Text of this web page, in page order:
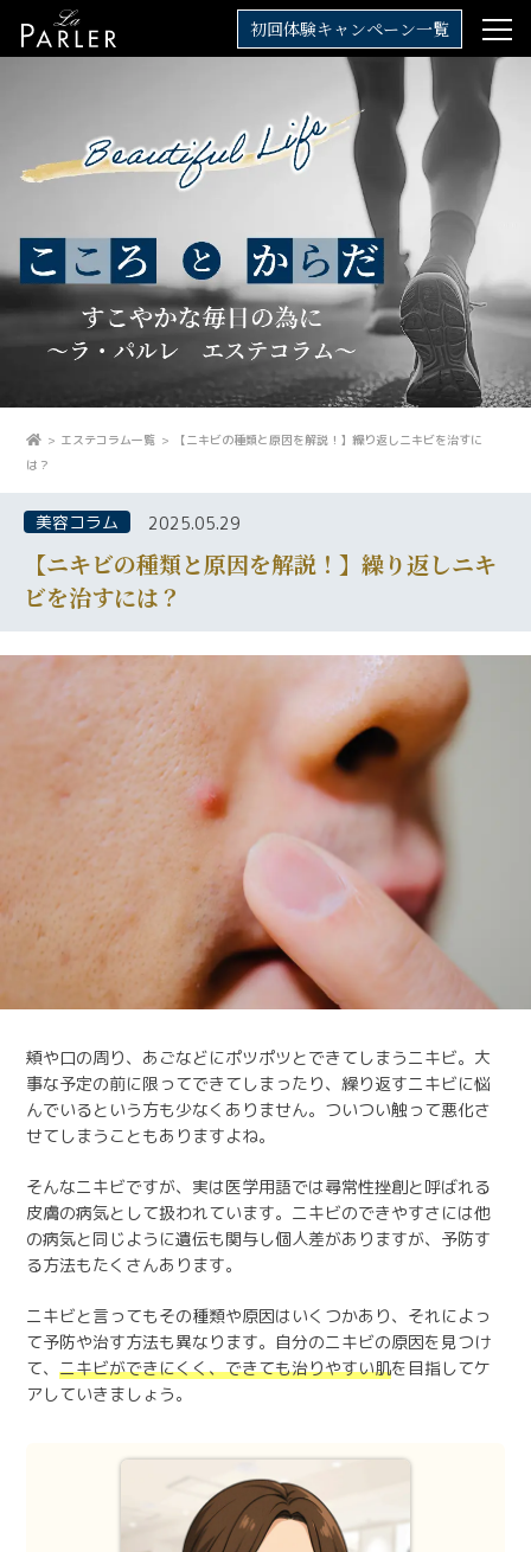
初回体験キャンペーン一覧
エステコラム一覧
【ニキビの種類と原因を解説！】繰り返しニキビを治すに
は？
美容コラム 2025.05.29
【ニキビの種類と原因を解説！】繰り返しニキ
ビを治すには？
頬や口の周り、あごなどにポツポツとできてしまうニキビ。大
事な予定の前に限ってできてしまったり、繰り返すニキビに悩
んでいるという方も少なくありません。ついつい触って悪化さ
せてしまうこともありますよね。
そんなニキビですが、実は医学用語では尋常性挫創と呼ばれる
皮膚の病気として扱われています。ニキビのできやすさには他
の病気と同じように遺伝も関与し個人差がありますが、予防す
る方法もたくさんあります。
ニキビと言ってもその種類や原因はいくつかあり、それによっ
て予防や治す方法も異なります。自分のニキビの原因を見つけ
て、ニキビができにくく、できても治りやすい肌を目指してケ
アしていきましょう。